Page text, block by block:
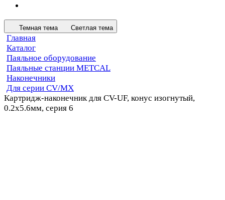
Темная тема Светлая тема
Главная
Каталог
Паяльное оборудование
Паяльные станции METCAL
Наконечники
Для серии CV/MX
Картридж-наконечник для CV-UF, конус изогнутый,
0.2х5.6мм, серия 6